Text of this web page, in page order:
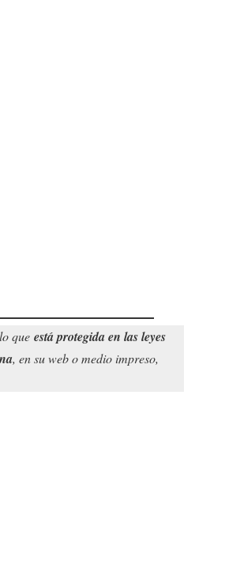
que está protegida en las leyes
, en su web o medio impreso,